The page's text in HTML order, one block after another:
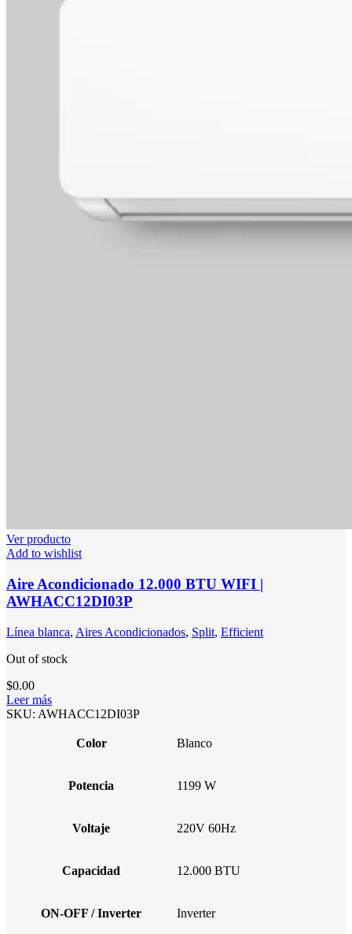
Ver producto
Add to wishlist
Aire Acondicionado 12.000 BTU WIFI |
AWHACC12DI03P
Línea blanca, Aires Acondicionados, Split, Efficient
Out of stock
$0.00
Leer más
SKU: AWHACC12DI03P
Color Blanco
Potencia 1199 W
Voltaje 220V 60Hz
Capacidad 12.000 BTU
ON-OFF / Inverter Inverter